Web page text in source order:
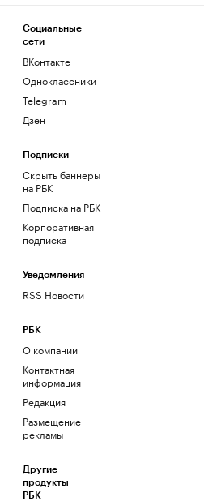
Социальные
сети
ВКонтакте
Одноклассники
Telegram
Дзен
Подписки
Скрыть баннеры
на РБК
Подписка на РБК
Корпоративная
подписка
Уведомления
RSS Новости
РБК
О компании
Контактная
информация
Редакция
Размещение
рекламы
Другие
продукты
РБК